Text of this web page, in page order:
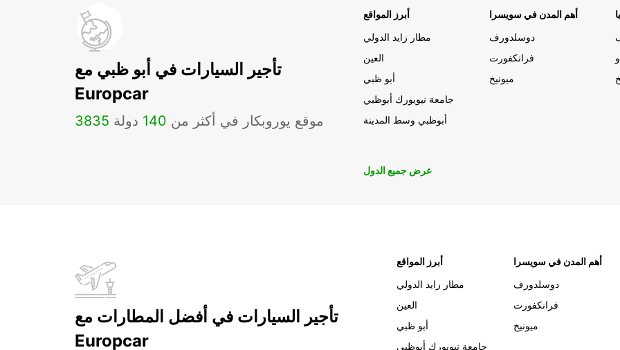
تأجير السيارات في أبو ظبي مع
Europcar
3835 موقع يوروبكار في أكثر من 140 دولة
أبرز المواقع
مطار زايد الدولي
العين
أبو ظبي
جامعة نيويورك أبوظبي
أبوظبي وسط المدينة
أهم المدن في سويسرا
دوسلدورف
فرانكفورت
ميونيخ
عرض جميع الدول
تأجير السيارات في أفضل المطارات مع
Europcar
أبرز المواقع
مطار زايد الدولي
العين
أبو ظبي
جامعة نيويورك أبوظبي
أهم المدن في سويسرا
دوسلدورف
فرانكفورت
ميونيخ